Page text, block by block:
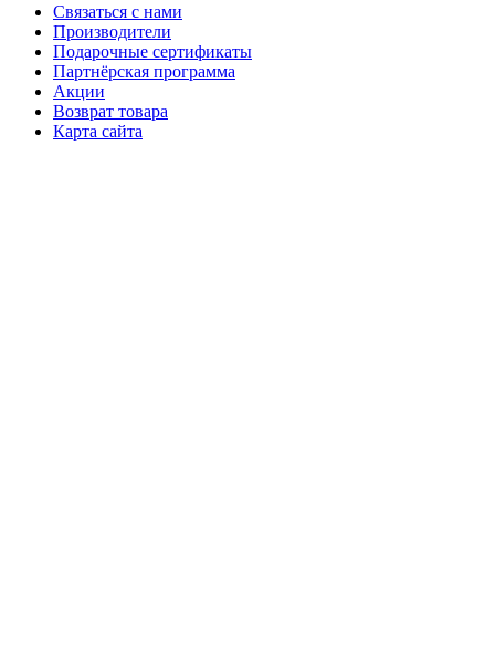
Связаться с нами
Производители
Подарочные сертификаты
Партнёрская программа
Акции
Возврат товара
Карта сайта